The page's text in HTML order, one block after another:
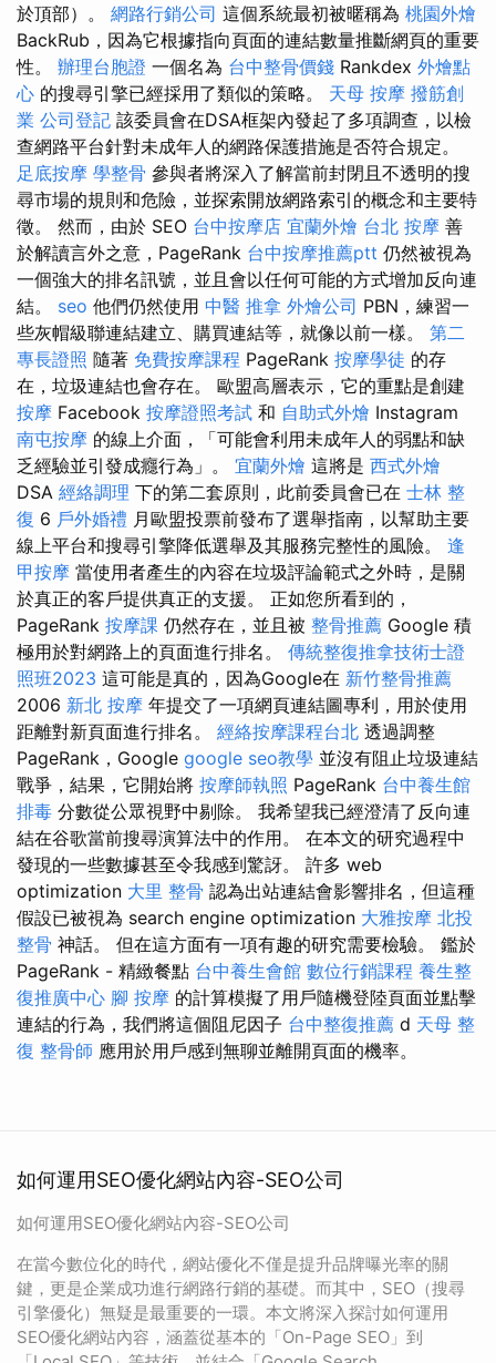
於頂部）。 網路行銷公司 這個系統最初被暱稱為 桃園外燴
BackRub，因為它根據指向頁面的連結數量推斷網頁的重要
性。 辦理台胞證 一個名為 台中整骨價錢 Rankdex 外燴點
心 的搜尋引擎已經採用了類似的策略。 天母 按摩 撥筋創
業 公司登記 該委員會在DSA框架內發起了多項調查，以檢
查網路平台針對未成年人的網路保護措施是否符合規定。
足底按摩 學整骨 參與者將深入了解當前封閉且不透明的搜
尋市場的規則和危險，並探索開放網路索引的概念和主要特
徵。 然而，由於 SEO 台中按摩店 宜蘭外燴 台北 按摩 善
於解讀言外之意，PageRank 台中按摩推薦ptt 仍然被視為
一個強大的排名訊號，並且會以任何可能的方式增加反向連
結。 seo 他們仍然使用 中醫 推拿 外燴公司 PBN，練習一
些灰帽級聯連結建立、購買連結等，就像以前一樣。 第二
專長證照 隨著 免費按摩課程 PageRank 按摩學徒 的存
在，垃圾連結也會存在。 歐盟高層表示，它的重點是創建
按摩 Facebook 按摩證照考試 和 自助式外燴 Instagram
南屯按摩 的線上介面，「可能會利用未成年人的弱點和缺
乏經驗並引發成癮行為」。 宜蘭外燴 這將是 西式外燴
DSA 經絡調理 下的第二套原則，此前委員會已在 士林 整
復 6 戶外婚禮 月歐盟投票前發布了選舉指南，以幫助主要
線上平台和搜尋引擎降低選舉及其服務完整性的風險。 逢
甲按摩 當使用者產生的內容在垃圾評論範式之外時，是關
於真正的客戶提供真正的支援。 正如您所看到的，
PageRank 按摩課 仍然存在，並且被 整骨推薦 Google 積
極用於對網路上的頁面進行排名。 傳統整復推拿技術士證
照班2023 這可能是真的，因為Google在 新竹整骨推薦
2006 新北 按摩 年提交了一項網頁連結圖專利，用於使用
距離對新頁面進行排名。 經絡按摩課程台北 透過調整
PageRank，Google google seo教學 並沒有阻止垃圾連結
戰爭，結果，它開始將 按摩師執照 PageRank 台中養生館
排毒 分數從公眾視野中剔除。 我希望我已經澄清了反向連
結在谷歌當前搜尋演算法中的作用。 在本文的研究過程中
發現的一些數據甚至令我感到驚訝。 許多 web
optimization 大里 整骨 認為出站連結會影響排名，但這種
假設已被視為 search engine optimization 大雅按摩 北投
整骨 神話。 但在這方面有一項有趣的研究需要檢驗。 鑑於
PageRank - 精緻餐點 台中養生會館 數位行銷課程 養生整
復推廣中心 腳 按摩 的計算模擬了用戶隨機登陸頁面並點擊
連結的行為，我們將這個阻尼因子 台中整復推薦 d 天母 整
復 整骨師 應用於用戶感到無聊並離開頁面的機率。
如何運用SEO優化網站內容-SEO公司
如何運用SEO優化網站內容-SEO公司
在當今數位化的時代，網站優化不僅是提升品牌曝光率的關
鍵，更是企業成功進行網路行銷的基礎。而其中，SEO（搜尋
引擎優化）無疑是最重要的一環。本文將深入探討如何運用
SEO優化網站內容，涵蓋從基本的「On-Page SEO」到